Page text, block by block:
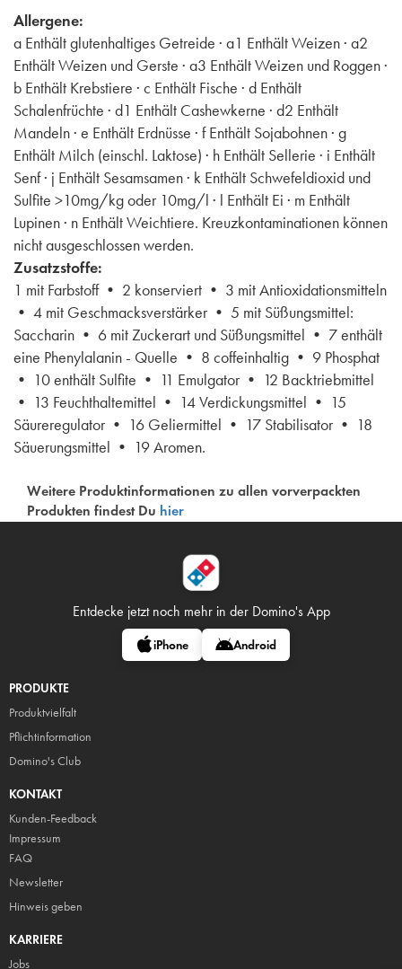
Allergene:
a Enthält glutenhaltiges Getreide · a1 Enthält Weizen · a2
Enthält Weizen und Gerste · a3 Enthält Weizen und Roggen ·
b Enthält Krebstiere · c Enthält Fische · d Enthält
Schalenfrüchte · d1 Enthält Cashewkerne · d2 Enthält
Mandeln · e Enthält Erdnüsse · f Enthält Sojabohnen · g
Enthält Milch (einschl. Laktose) · h Enthält Sellerie · i Enthält
Senf · j Enthält Sesamsamen · k Enthält Schwefeldioxid und
Sulfite >10mg/kg oder 10mg/l · l Enthält Ei · m Enthält
Lupinen · n Enthält Weichtiere. Kreuzkontaminationen können
nicht ausgeschlossen werden.
Zusatzstoffe:
1 mit Farbstoff • 2 konserviert • 3 mit Antioxidationsmitteln
• 4 mit Geschmacksverstärker • 5 mit Süßungsmittel:
Saccharin • 6 mit Zuckerart und Süßungsmittel • 7 enthält
eine Phenylalanin - Quelle • 8 coffeinhaltig • 9 Phosphat
• 10 enthält Sulfite • 11 Emulgator • 12 Backtriebmittel
• 13 Feuchthaltemittel • 14 Verdickungsmittel • 15
Säureregulator • 16 Geliermittel • 17 Stabilisator • 18
Säuerungsmittel • 19 Aromen.
Weitere Produktinformationen zu allen vorverpackten
Produkten findest Du hier
Entdecke jetzt noch mehr in der Domino's App
iPhone Android
PRODUKTE
Produktvielfalt
Pflichtinformation
Domino's Club
KONTAKT
Kunden-Feedback
Impressum
FAQ
Newsletter
Hinweis geben
KARRIERE
Jobs